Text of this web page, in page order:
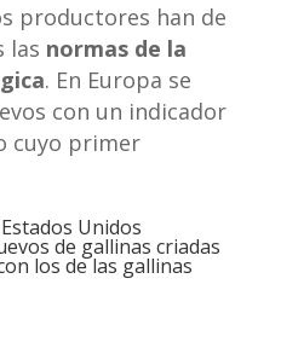
productores han de
las normas de la
. En Europa se
con un indicador
cuyo primer
Unidos
de gallinas criadas
los de las gallinas